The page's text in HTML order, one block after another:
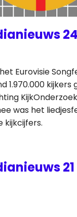
Eurovisie
1.970.000 kijkers
KijkOnderzoek
was het
kijkcijfers.